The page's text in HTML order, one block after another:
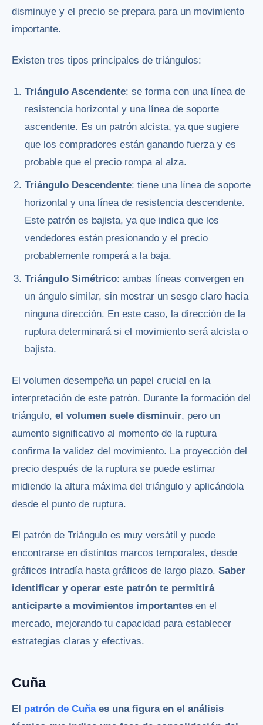
disminuye y el precio se prepara para un movimiento
importante.
Existen tres tipos principales de triángulos:
Triángulo Ascendente: se forma con una línea de
resistencia horizontal y una línea de soporte
ascendente. Es un patrón alcista, ya que sugiere
que los compradores están ganando fuerza y es
probable que el precio rompa al alza.
Triángulo Descendente: tiene una línea de soporte
horizontal y una línea de resistencia descendente.
Este patrón es bajista, ya que indica que los
vendedores están presionando y el precio
probablemente romperá a la baja.
Triángulo Simétrico: ambas líneas convergen en
un ángulo similar, sin mostrar un sesgo claro hacia
ninguna dirección. En este caso, la dirección de la
ruptura determinará si el movimiento será alcista o
bajista.
El volumen desempeña un papel crucial en la
interpretación de este patrón. Durante la formación del
triángulo, el volumen suele disminuir, pero un
aumento significativo al momento de la ruptura
confirma la validez del movimiento. La proyección del
precio después de la ruptura se puede estimar
midiendo la altura máxima del triángulo y aplicándola
desde el punto de ruptura.
El patrón de Triángulo es muy versátil y puede
encontrarse en distintos marcos temporales, desde
gráficos intradía hasta gráficos de largo plazo. Saber
identificar y operar este patrón te permitirá
anticiparte a movimientos importantes en el
mercado, mejorando tu capacidad para establecer
estrategias claras y efectivas.
Cuña
El patrón de Cuñaes una figura en el análisis